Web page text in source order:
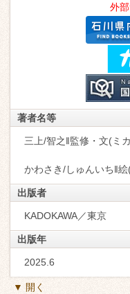
外
著者名等
三上/智之‖監修・文(ミ
かわさき/しゅんいち‖
出版者
KADOKAWA／東京
出版年
2025.6
▼ 開く